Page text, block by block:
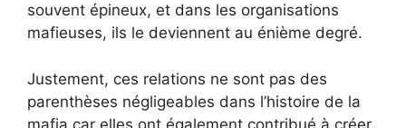
souvent épineux, et dans les organisations
mafieuses, ils le deviennent au énième degré.
Justement, ces relations ne sont pas des
parenthèses négligeables dans l’histoire de la
mafia car elles ont également contribué à créer